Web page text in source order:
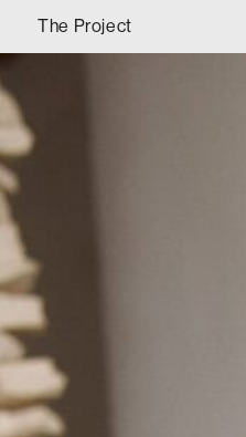
The Project